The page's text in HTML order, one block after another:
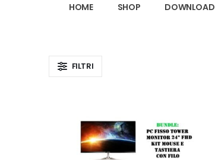
HOME SHOP DOWNLOAD
FILTRI